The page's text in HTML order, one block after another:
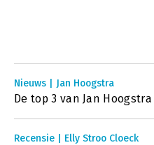
Nieuws | Jan Hoogstra
De top 3 van Jan Hoogstra
Recensie | Elly Stroo Cloeck